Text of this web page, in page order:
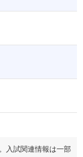
入試関連情報は一部